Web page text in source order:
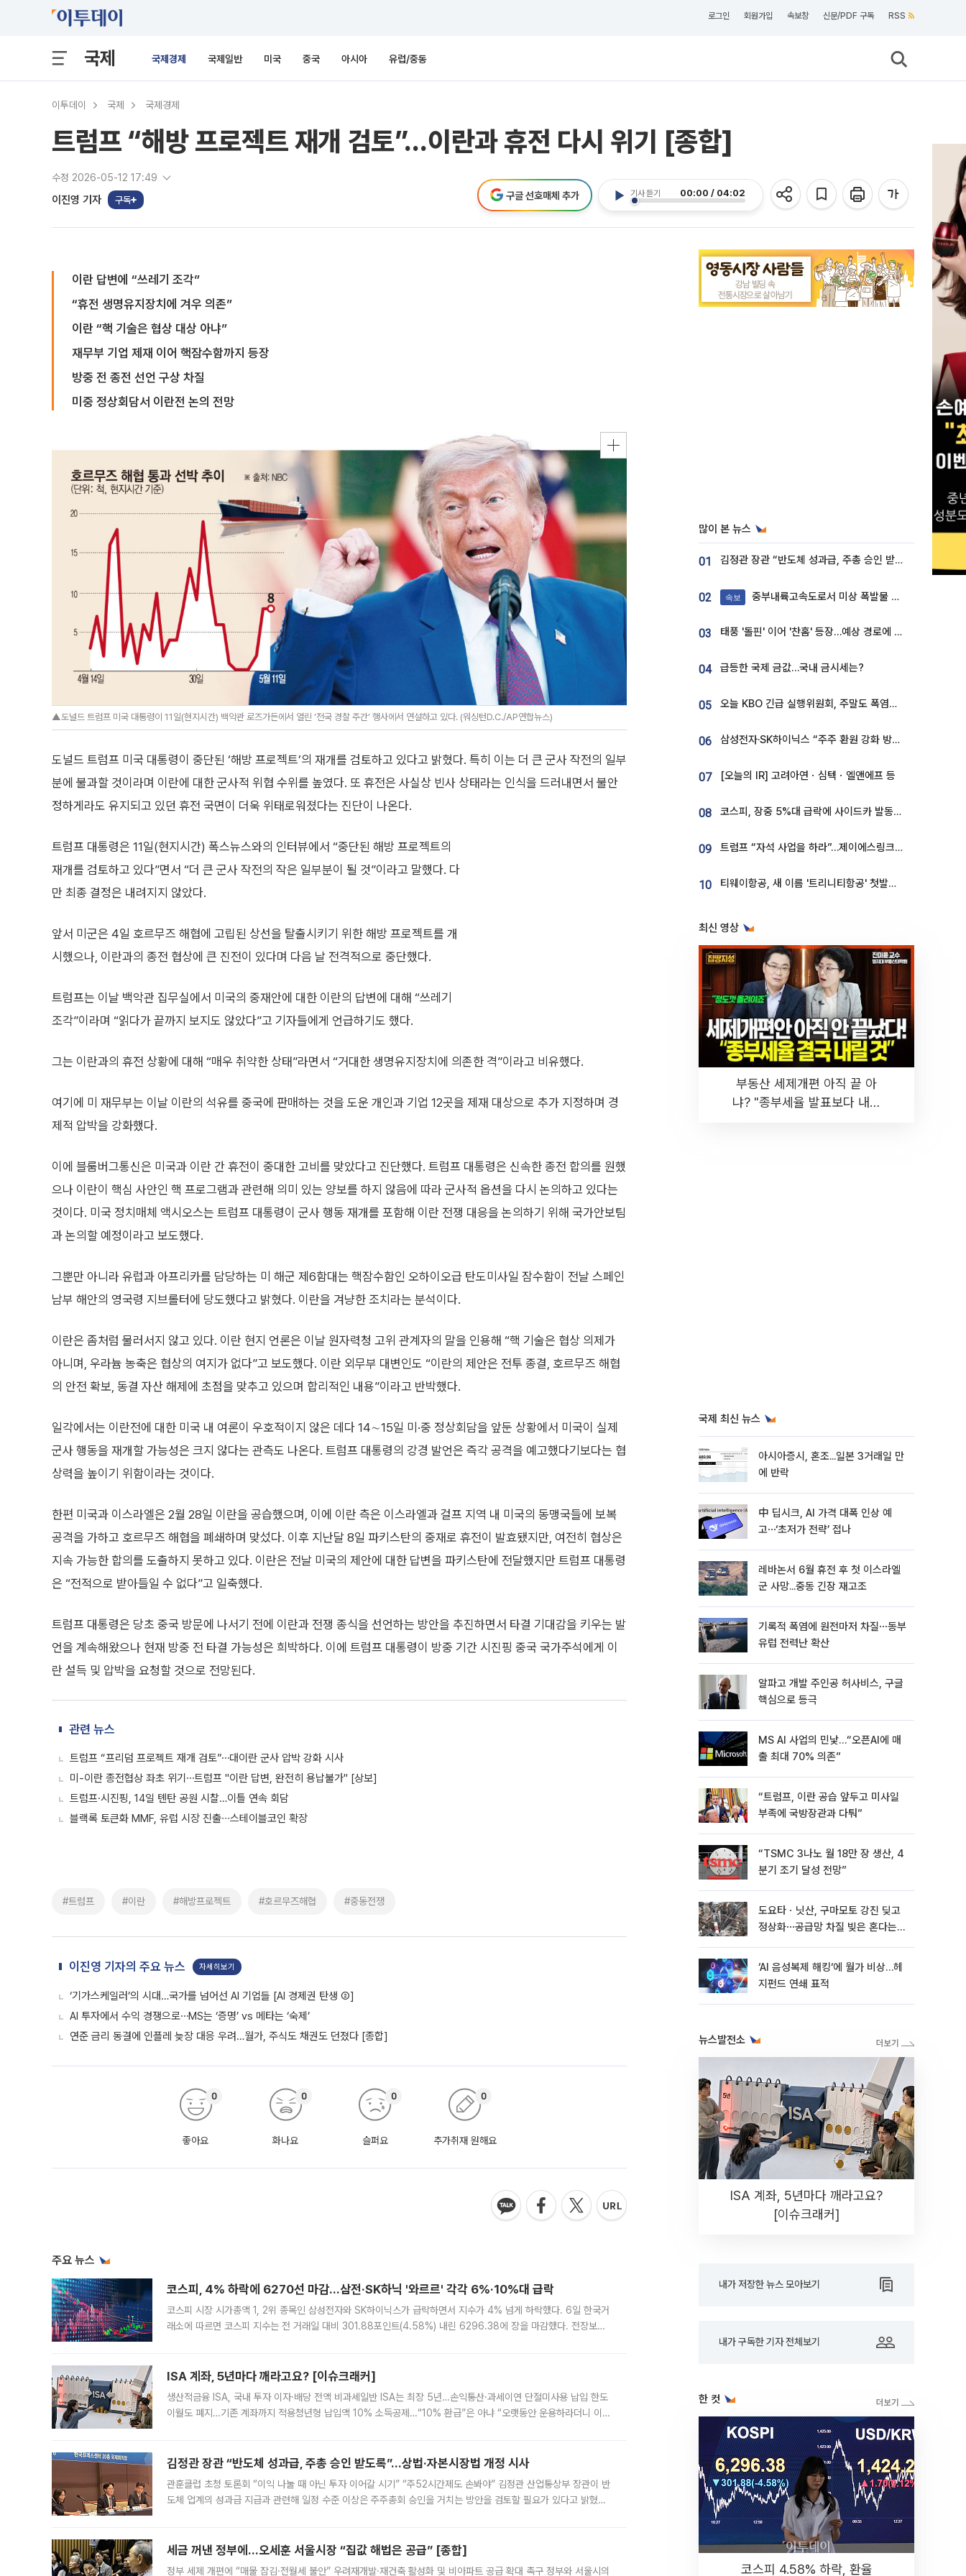
로그인 회원가입 속보창 신문/PDF 구독 RSS
국제 국제경제 국제일반 미국 중국 아시아 유럽/중동
이투데이 국제 국제경제
트럼프 “해방 프로젝트 재개 검토”…이란과 휴전 다시 위기 [종합]
수정 2026-05-12 17:49
이진영 기자 구독
기사 듣기 00:00 / 04:02
구글 선호매체 추가
이란 답변에 “쓰레기 조각”
“휴전 생명유지장치에 겨우 의존”
이란 “핵 기술은 협상 대상 아냐”
재무부 기업 제재 이어 핵잠수함까지 등장
방중 전 종전 선언 구상 차질
미중 정상회담서 이란전 논의 전망
▲도널드 트럼프 미국 대통령이 11일(현지시간) 백악관 로즈가든에서 열린 ‘전국 경찰 주간’ 행사에서 연설하고 있다. (워싱턴D.C./AP연합뉴스)
도널드 트럼프 미국 대통령이 중단된 ‘해방 프로젝트’의 재개를 검토하고 있다고 밝혔다. 특히 이는 더 큰 군사 작전의 일부
분에 불과할 것이라며 이란에 대한 군사적 위협 수위를 높였다. 또 휴전은 사실상 빈사 상태라는 인식을 드러내면서 불안
정하게라도 유지되고 있던 휴전 국면이 더욱 위태로워졌다는 진단이 나온다.
트럼프 대통령은 11일(현지시간) 폭스뉴스와의 인터뷰에서 “중단된 해방 프로젝트의
재개를 검토하고 있다”면서 “더 큰 군사 작전의 작은 일부분이 될 것”이라고 말했다. 다
만 최종 결정은 내려지지 않았다.
앞서 미군은 4일 호르무즈 해협에 고립된 상선을 탈출시키기 위한 해방 프로젝트를 개
시했으나, 이란과의 종전 협상에 큰 진전이 있다며 다음 날 전격적으로 중단했다.
트럼프는 이날 백악관 집무실에서 미국의 중재안에 대한 이란의 답변에 대해 “쓰레기
조각”이라며 “읽다가 끝까지 보지도 않았다”고 기자들에게 언급하기도 했다.
그는 이란과의 휴전 상황에 대해 “매우 취약한 상태”라면서 “거대한 생명유지장치에 의존한 격”이라고 비유했다.
여기에 미 재무부는 이날 이란의 석유를 중국에 판매하는 것을 도운 개인과 기업 12곳을 제재 대상으로 추가 지정하며 경
제적 압박을 강화했다.
이에 블룸버그통신은 미국과 이란 간 휴전이 중대한 고비를 맞았다고 진단했다. 트럼프 대통령은 신속한 종전 합의를 원했
으나 이란이 핵심 사안인 핵 프로그램과 관련해 의미 있는 양보를 하지 않음에 따라 군사적 옵션을 다시 논의하고 있다는
것이다. 미국 정치매체 액시오스는 트럼프 대통령이 군사 행동 재개를 포함해 이란 전쟁 대응을 논의하기 위해 국가안보팀
과 논의할 예정이라고 보도했다.
그뿐만 아니라 유럽과 아프리카를 담당하는 미 해군 제6함대는 핵잠수함인 오하이오급 탄도미사일 잠수함이 전날 스페인
남부 해안의 영국령 지브롤터에 당도했다고 밝혔다. 이란을 겨냥한 조치라는 분석이다.
이란은 좀처럼 물러서지 않고 있다. 이란 현지 언론은 이날 원자력청 고위 관계자의 말을 인용해 “핵 기술은 협상 의제가
아니며, 우라늄 농축은 협상의 여지가 없다”고 보도했다. 이란 외무부 대변인도 “이란의 제안은 전투 종결, 호르무즈 해협
의 안전 확보, 동결 자산 해제에 초점을 맞추고 있으며 합리적인 내용”이라고 반박했다.
일각에서는 이란전에 대한 미국 내 여론이 우호적이지 않은 데다 14∼15일 미·중 정상회담을 앞둔 상황에서 미국이 실제
군사 행동을 재개할 가능성은 크지 않다는 관측도 나온다. 트럼프 대통령의 강경 발언은 즉각 공격을 예고했다기보다는 협
상력을 높이기 위함이라는 것이다.
한편 미국과 이스라엘은 2월 28일 이란을 공습했으며, 이에 이란 측은 이스라엘과 걸프 지역 내 미국의 동맹국들에 보복
공격을 가하고 호르무즈 해협을 폐쇄하며 맞섰다. 이후 지난달 8일 파키스탄의 중재로 휴전이 발효됐지만, 여전히 협상은
지속 가능한 합의를 도출하지 못하고 있다. 이란은 전날 미국의 제안에 대한 답변을 파키스탄에 전달했지만 트럼프 대통령
은 “전적으로 받아들일 수 없다”고 일축했다.
트럼프 대통령은 당초 중국 방문에 나서기 전에 이란과 전쟁 종식을 선언하는 방안을 추진하면서 타결 기대감을 키우는 발
언을 계속해왔으나 현재 방중 전 타결 가능성은 희박하다. 이에 트럼프 대통령이 방중 기간 시진핑 중국 국가주석에게 이
란 설득 및 압박을 요청할 것으로 전망된다.
관련 뉴스
트럼프 “프리덤 프로젝트 재개 검토”⋯대이란 군사 압박 강화 시사
미-이란 종전협상 좌초 위기⋯트럼프 "이란 답변, 완전히 용납불가" [상보]
트럼프·시진핑, 14일 톈탄 공원 시찰…이틀 연속 회담
블랙록 토큰화 MMF, 유럽 시장 진출∙∙∙스테이블코인 확장
#트럼프 #이란 #해방프로젝트 #호르무즈해협 #중동전쟁
이진영 기자의 주요 뉴스 자세히보기
‘기가스케일러’의 시대…국가를 넘어선 AI 기업들 [AI 경제권 탄생 ②]
AI 투자에서 수익 경쟁으로⋯MS는 ‘증명’ vs 메타는 ‘숙제’
연준 금리 동결에 인플레 늦장 대응 우려…월가, 주식도 채권도 던졌다 [종합]
좋아요
0
화나요
0
슬퍼요
0
추가취재 원해요
0
주요 뉴스
코스피, 4% 하락에 6270선 마감…삼전·SK하닉 '와르르' 각각 6%·10%대 급락
코스피 시장 시가총액 1, 2위 종목인 삼성전자와 SK하이닉스가 급락하면서 지수가 4% 넘게 하락했다. 6일 한국거
래소에 따르면 코스피 지수는 전 거래일 대비 301.88포인트(4.58%) 내린 6296.38에 장을 마감했다. 전장보다
ISA 계좌, 5년마다 깨라고요? [이슈크래커]
생산적금융 ISA, 국내 투자 이자·배당 전액 비과세일반 ISA는 최장 5년…손익통산·과세이연 단절미사용 납입 한도
이월도 폐지…기존 계좌까지 적용청년형 납입액 10% 소득공제…“10% 환급”은 아냐 “오랫동안 운용하라더니 이제
김정관 장관 “반도체 성과급, 주총 승인 받도록”…상법·자본시장법 개정 시사
관훈클럽 초청 토론회 “이익 나눌 때 아닌 투자 이어갈 시기” “주52시간제도 손봐야” 김정관 산업통상부 장관이 반
도체 업계의 성과급 지급과 관련해 일정 수준 이상은 주주총회 승인을 거치는 방안을 검토할 필요가 있다고 밝혔다.
세금 꺼낸 정부에…오세훈 서울시장 “집값 해법은 공급” [종합]
정부 세제 개편에 “매물 잠김·전월세 불안” 우려재개발·재건축 활성화 및 비아파트 공급 확대 촉구 정부와 서울시의
많이 본 뉴스
01 김정관 장관 “반도체 성과급, 주총 승인 받도록”…상법·자본시장법 개정 시사
02 속보 중부내륙고속도로서 미상 폭발물 발견
03 태풍 '돌핀' 이어 '찬홈' 등장…예상 경로에 한국 '한숨'
04 급등한 국제 금값…국내 금시세는?
05 오늘 KBO 긴급 실행위원회, 주말도 폭염취소 될까
06 삼성전자·SK하이닉스 “주주 환원 강화 방안 마련”
07 [오늘의 IR] 고려아연ㆍ심텍ㆍ엘앤에프 등
08 코스피, 장중 5%대 급락에 사이드카 발동…삼성·SK 동반 폭락
09 트럼프 “자석 사업을 하라”…제이에스링크, 비중국 영구자석 공급망 구축 속도
10 티웨이항공, 새 이름 '트리니티항공' 첫발…SSC 전략 본격화
최신 영상
부동산 세제개편 아직 끝 아
냐? "종부세율 발표보다 내릴
국제 최신 뉴스
아시아증시, 혼조...일본 3거래일 만
에 반락
中 딥시크, AI 가격 대폭 인상 예
고⋯‘초저가 전략’ 접나
레바논서 6월 휴전 후 첫 이스라엘
군 사망...중동 긴장 재고조
기록적 폭염에 원전마저 차질⋯동부
유럽 전력난 확산
알파고 개발 주인공 허사비스, 구글
핵심으로 등극
MS AI 사업의 민낯…“오픈AI에 매
출 최대 70% 의존”
“트럼프, 이란 공습 앞두고 미사일
부족에 국방장관과 다퉈”
“TSMC 3나노 월 18만 장 생산, 4
분기 조기 달성 전망”
도요타ㆍ닛산, 구마모토 강진 딪고
정상화⋯공급망 차질 빚은 혼다는
‘AI 음성복제 해킹‘에 월가 비상…헤
지펀드 연쇄 표적
뉴스발전소
ISA 계좌, 5년마다 깨라고요?
[이슈크래커]
내가 저장한 뉴스 모아보기
내가 구독한 기자 전체보기
한 컷
코스피 4.58% 하락, 환율